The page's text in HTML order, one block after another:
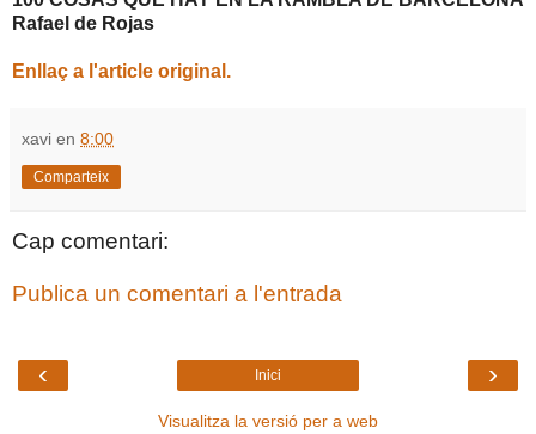
Rafael de Rojas
Enllaç a l'article original.
xavi en 8:00
Comparteix
Cap comentari:
Publica un comentari a l'entrada
‹ ›
Inici
Visualitza la versió per a web